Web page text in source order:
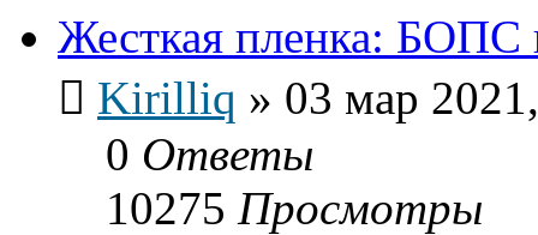
Жесткая пленка:
Kirilliq » 03 мар
0 Ответы
10275 Просмотры